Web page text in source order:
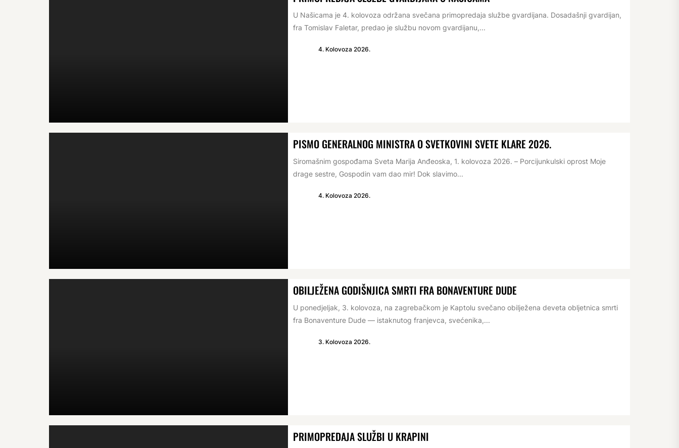
U Našicama je 4. kolovoza održana svečana primopredaja službe gvardijana. Dosadašnji gvardijan,
fra Tomislav Faletar, predao je službu novom gvardijanu,...
4. Kolovoza 2026.
PISMO GENERALNOG MINISTRA O SVETKOVINI SVETE KLARE 2026.
Siromašnim gospođama Sveta Marija Anđeoska, 1. kolovoza 2026. – Porcijunkulski oprost Moje
drage sestre, Gospodin vam dao mir! Dok slavimo...
4. Kolovoza 2026.
OBILJEŽENA GODIŠNJICA SMRTI FRA BONAVENTURE DUDE
U ponedjeljak, 3. kolovoza, na zagrebačkom je Kaptolu svečano obilježena deveta obljetnica smrti
fra Bonaventure Dude — istaknutog franjevca, svećenika,...
3. Kolovoza 2026.
PRIMOPREDAJA SLUŽBI U KRAPINI